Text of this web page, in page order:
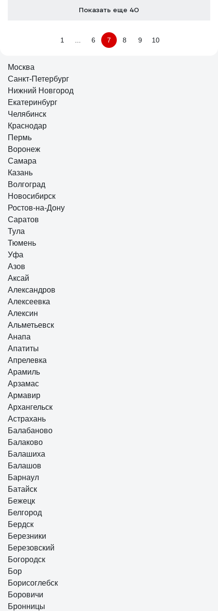
Показать еще 40
1 6 7 8 9 10
Москва
Санкт-Петербург
Нижний Новгород
Екатеринбург
Челябинск
Краснодар
Пермь
Воронеж
Самара
Казань
Волгоград
Новосибирск
Ростов-на-Дону
Саратов
Тула
Тюмень
Уфа
Азов
Аксай
Александров
Алексеевка
Алексин
Альметьевск
Анапа
Апатиты
Апрелевка
Арамиль
Арзамас
Армавир
Архангельск
Астрахань
Балабаново
Балаково
Балашиха
Балашов
Барнаул
Батайск
Бежецк
Белгород
Бердск
Березники
Березовский
Богородск
Бор
Борисоглебск
Боровичи
Бронницы